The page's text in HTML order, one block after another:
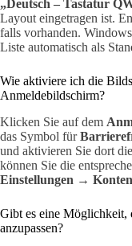
„Deutsch – Tastatur
Layout eingetragen ist.
falls vorhanden.
Liste automatisch als
Wie aktiviere ich die
Anmeldebildschirm?
Klicken Sie auf dem
das Symbol für
und aktivieren Sie dort die
können Sie die
Einstellungen →
Gibt es eine Möglichkeit,
anzupassen?